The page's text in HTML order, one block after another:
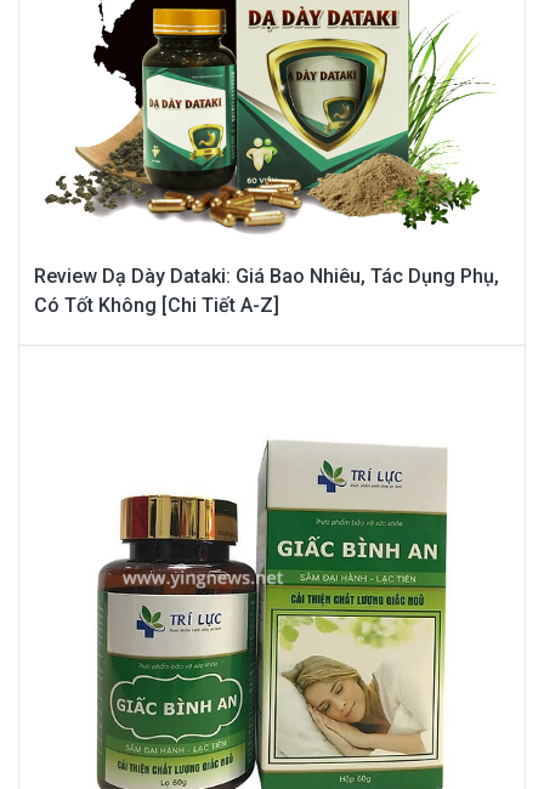
Review Dạ Dày Dataki: Giá Bao Nhiêu, Tác Dụng Phụ,
Có Tốt Không [Chi Tiết A-Z]